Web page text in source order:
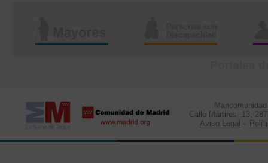
Calle Mártires, 13,
Aviso Legal -